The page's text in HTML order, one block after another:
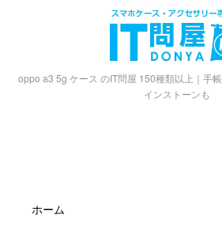
oppo a3 5g ケース のIT問屋 150種類以上｜手
インストーンも
ホーム